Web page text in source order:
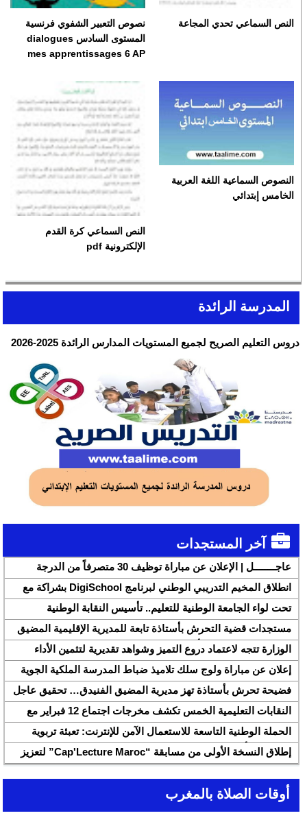
النص السماعي تحدي المجاعة
نصوص التعبير الشفوي فرنسية
المستوى السادس dialogues
mes apprentissages 6 AP
النصوص السماعية اللغة العربية
الخامس إبتدائي
النص السماعي كرة القدم
الإلكترونية pdf
المدرسة الرائدة
دروس التعليم الصريح لجميع المستويات المدارس الرائدة 2025-2026
آخر المستجدات
عاجــــــــل | الإعلان عن مباراة توظيف 30 متصرفاً من الدرجة
الثانية بقطاع الشباب
انطلاق المخيم التدريبي الوطني لبرنامج DigiSchool بشراكة مع
شركة هواوي المغرب
تحت لواء الجامعة الوطنية للتعليم.. تأسيس النقابة الوطنية
للمتصرفين والمتصرفات بقطاع التربية الوطنية SNASE وانتخاب
مكتبها الوطني
مستجدات قضية التحرش بأستاذة تابعة للمديرية الإقليمية المضيق
الفنيدق ولجنة تابعة للأكاديمية الجهوية للتربية والتكوين بجهة طنجة
تطوان الحسيمة، تحل بذات المديرية الإقليمية
الوزارة تتجه لاعتماد دروع التميز وشواهد تقديرية لتثمين الأداء
التربوي بمؤسسات الريادة
إعلان عن مباراة ولوج سلك تلاميذ ضباط المدرسة الملكية الجوية
لسنة 2026
فضيحة تحرش بأستاذة تهز مديرية المضيق الفنيدق… تحقيق عاجل
ولجنة تفتيش على الخط
النقابات التعليمية الخمس تكشف مخرجات اجتماع 12 فبراير مع
وزارة التربية والتعليم وتطالب بتسريع تنزيل الالتزامات
الحملة الوطنية التاسعة للاستعمال الآمن للإنترنت: تعبئة تربوية
لمواجهة الأخبار الزائفة في عصر الذكاء الاصطناعي
إطلاق النسخة الأولى من مسابقة “Cap'Lecture Maroc” لتعزيز
القراءة بالفرنسية سنة 2026
أوقات الصلاة بالمغرب